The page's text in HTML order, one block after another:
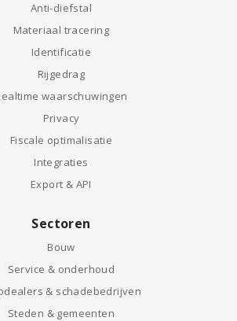
Anti-diefstal
Materiaal tracering
Identificatie
Rijgedrag
waarschuwingen
Privacy
Fiscale optimalisatie
Integraties
Export & API
Sectoren
Bouw
Service & onderhoud
& schadebedrijven
Steden & gemeenten